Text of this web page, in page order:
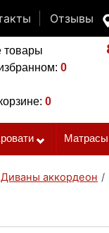
Отзывы
товары
0
0
Матрасы
Диваны аккордеон /